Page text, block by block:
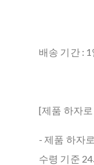
배송 기간 : 1
[제품 하자
- 제품 하자
수령 기준